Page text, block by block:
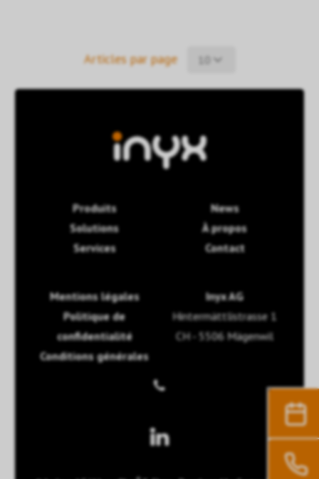
Articles par page 10
Produits
Solutions
Services
News
À propos
Contact
Mentions légales
Politique de
confidentialité
Conditions générales
Inyx AG
Hintermättlistrasse 1
CH - 5506 Mägenwil